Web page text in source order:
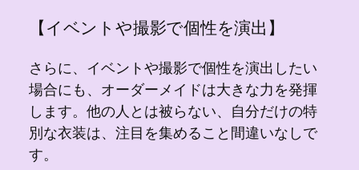
【イベントや撮影で個性を演出】
さらに、イベントや撮影で個性を演出したい
場合にも、オーダーメイドは大きな力を発揮
します。他の人とは被らない、自分だけの特
別な衣装は、注目を集めること間違いなしで
す。